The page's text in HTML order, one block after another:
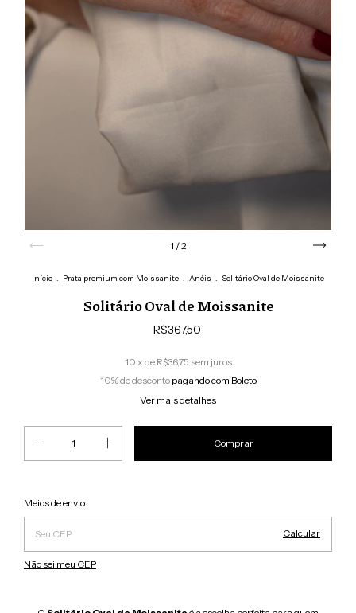
1 /2
Início . Prata premium com Moissanite . Anéis . Solitário Oval de Moissanite
Solitário Oval de Moissanite
R$367,50
10 x de R$36,75 sem juros
10% de descontopagando com Boleto
Ver mais detalhes
Entregas para o CEP:
Meios de envio
Calcular
Não sei meu CEP